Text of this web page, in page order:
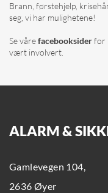
Brann, førstehjelp,
seg, vi har mulighetene!
Se vårefacebooksiderfor
vært involvert.
ALARM &
Gamlevegen 104,
2636 Øyer